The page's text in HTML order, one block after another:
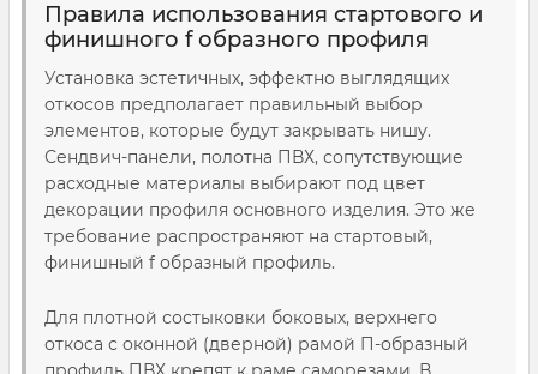
Правила использования стартового и
финишного f образного профиля
Установка эстетичных, эффектно выглядящих
откосов предполагает правильный выбор
элементов, которые будут закрывать нишу.
Сендвич-панели, полотна ПВХ, сопутствующие
расходные материалы выбирают под цвет
декорации профиля основного изделия. Это же
требование распространяют на стартовый,
финишный f образный профиль.
Для плотной состыковки боковых, верхнего
откоса с оконной (дверной) рамой П-образный